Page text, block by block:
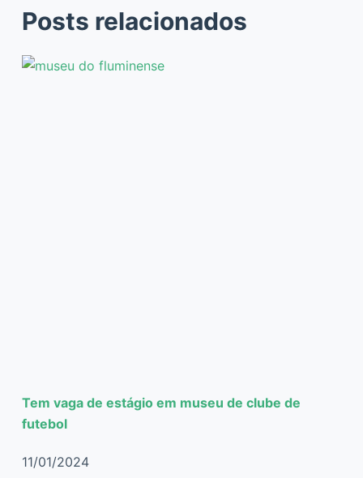
Posts relacionados
Tem vaga de estágio em museu de clube de
futebol
11/01/2024